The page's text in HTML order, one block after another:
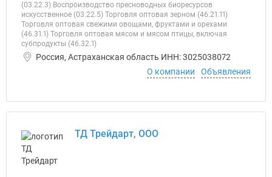
(03.22.3) Воспроизводство пресноводных биоресурсов
искусственное (03.22.5) Торговля оптовая зерном (46.21.11)
Торговля оптовая свежими овощами, фруктами и орехами
(46.31.1) Торговля оптовая мясом и мясом птицы, включая
субпродукты (46.32.1)
Россия, Астраханская область ИНН: 3025038072
О компании
Объявления
ТД Трейдарт, ООО